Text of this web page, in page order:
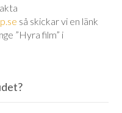
så skickar vi en länk
”Hyra film” i